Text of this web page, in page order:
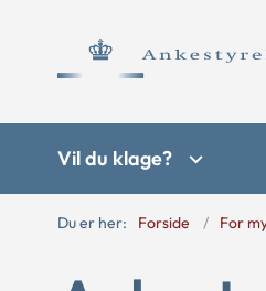
Vil du klage?
Du er her: Forside For